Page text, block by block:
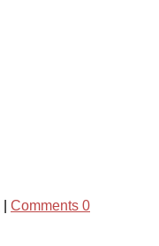
Comments 0